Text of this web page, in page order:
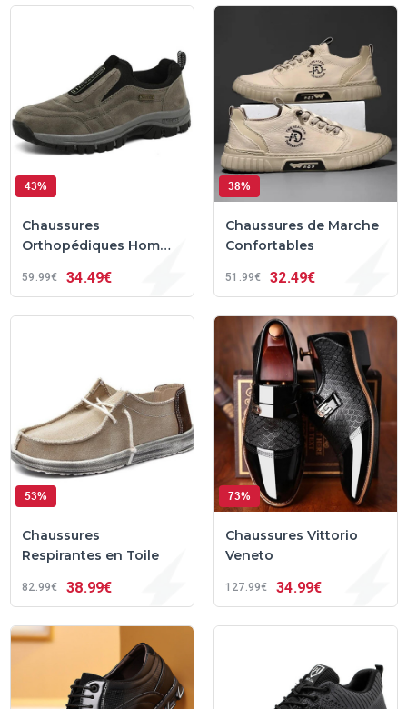
43%
Chaussures
Orthopédiques Homme
Sensibles
59 99€ 34 49€
38%
Chaussures de Marche
Confortables
51 99€ 32 49€
53%
Chaussures
Respirantes en Toile
82 99€ 38 99€
73%
Chaussures Vittorio
Veneto
127 99€ 34 99€